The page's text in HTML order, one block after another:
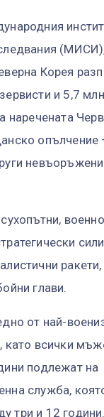
Корея
и 5,7
наречената
опълчение
невъоръжени
глави.
от най-
като всички
подлежат на
служба,
три и 12 години.